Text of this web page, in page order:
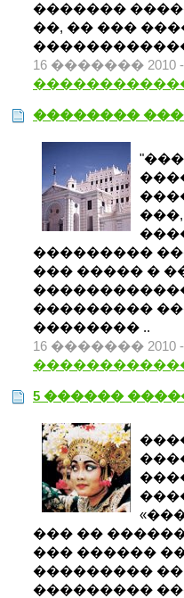
�������
��, �� ���
16 ������� 2010 -
��������
���������
��� ����� �
���������
�������� ..
16 ������� 2010 -
5 ������
��� ��
��� ������
��������� ��
���������